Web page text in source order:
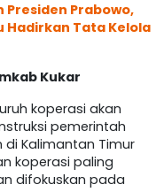
Presiden Prabowo,
Hadirkan Tata Kelola
Kukar
koperasi akan
pemerintah
di Kalimantan Timur
koperasi paling
difokuskan pada